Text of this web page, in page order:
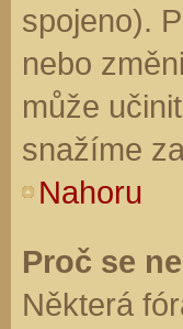
spojeno).
nebo
může
snažíme
Nahoru
Proč se
Některá